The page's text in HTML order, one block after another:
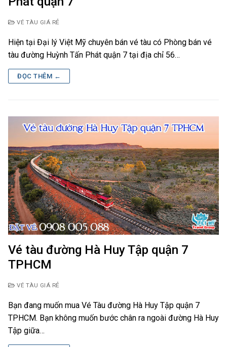
VÉ TÀU GIÁ RẺ
Hiện tại Đại lý Việt Mỹ chuyên bán vé tàu có Phòng bán vé
tàu đường Huỳnh Tấn Phát quận 7 tại địa chỉ 56…
ĐỌC THÊM ←
Vé tàu đường Hà Huy Tập quận 7
TPHCM
VÉ TÀU GIÁ RẺ
Bạn đang muốn mua Vé Tàu đường Hà Huy Tập quận 7
TPHCM. Bạn không muốn bước chân ra ngoài đường Hà Huy
Tập giữa…